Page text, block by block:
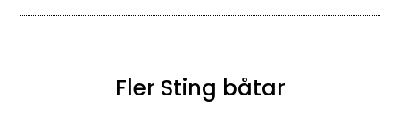
Fler Sting båtar